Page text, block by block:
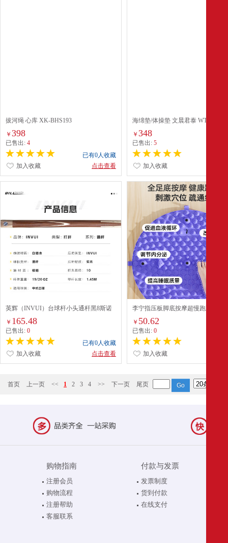
拔河绳 心库 XK-BHS193
￥ 398
已售出: 4
已有0人收藏
点击查看
加入收藏
海绵垫/体操垫 文晨君泰 WTO-
￥348
已售出:5
加入收藏
英辉（INVUI）台球杆小头通杆黑8斯诺
克小头杆16彩中式英式桌球杆 G-02
￥ 165.48
已售出: 0
已有0人收藏
点击查看
加入收藏
李宁指压板脚底按摩超慢跑疏通经
成人原地跑步足底按摩脚垫
色
￥ 50.62
已售出:0
加入收藏
首页 上一页 << 1 2 3 4 >> 下一页 尾页
购物指南
注册会员
购物流程
注册帮助
客服联系
付款与发票
发票制度
货到付款
在线支付